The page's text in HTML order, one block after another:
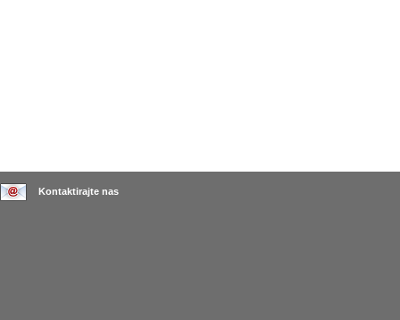
Kontaktirajte nas